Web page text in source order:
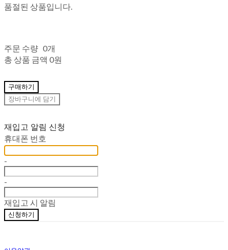
품절된 상품입니다.
주문 수량 0개
총 상품 금액 0원
구매하기
장바구니에 담기
재입고 알림 신청
휴대폰 번호
-
-
재입고 시 알림
신청하기